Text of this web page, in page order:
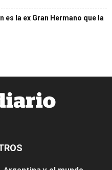
es la ex Gran Hermano que la